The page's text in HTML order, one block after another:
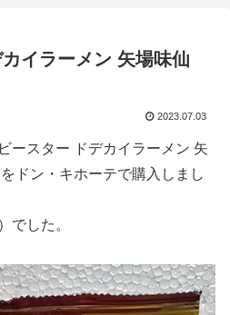
イラーメン 矢場味仙
2023.07.03
ースター ドデカイラーメン 矢
ドン・キホーテで購入しまし
でした。